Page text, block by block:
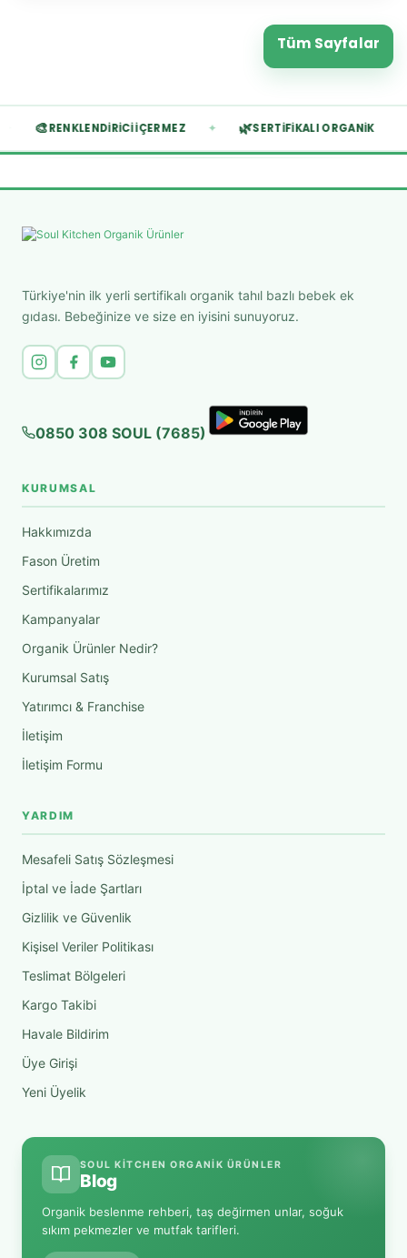
Tüm Sayfalar
🎨RENKLENDIRICI İÇERMEZ 🌿SERTIFIKALI ORGANIK
Türkiye'nin ilk yerli sertifikalı organik tahıl bazlı bebek ek
gıdası. Bebeğinize ve size en iyisini sunuyoruz.
0850 308 SOUL (7685)
KURUMSAL
Hakkımızda
Fason Üretim
Sertifikalarımız
Kampanyalar
Organik Ürünler Nedir?
Kurumsal Satış
Yatırımcı & Franchise
İletişim
İletişim Formu
YARDIM
Mesafeli Satış Sözleşmesi
İptal ve İade Şartları
Gizlilik ve Güvenlik
Kişisel Veriler Politikası
Teslimat Bölgeleri
Kargo Takibi
Havale Bildirim
Üye Girişi
Yeni Üyelik
SOUL KITCHEN ORGANIK ÜRÜNLER
Blog
Organik beslenme rehberi, taş değirmen unlar, soğuk
sıkım pekmezler ve mutfak tarifleri.